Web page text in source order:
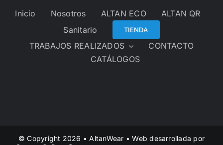
Inicio Nosotros ALTAN ECO
ALTAN QR
Sanitario
TIENDA
TRABAJOS REALIZADOS
CONTACTO
CATÁLOGOS
© Copyright 2026 • AltanWear • Web desarrollada por